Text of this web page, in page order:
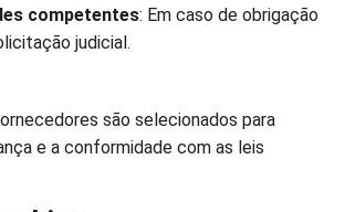
competentes: Em caso de obrigação
judicial.
são selecionados para
e a conformidade com as leis